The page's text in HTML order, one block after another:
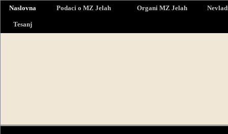
Naslovna Podaci o MZ Jelah Organi MZ Jelah
Tesanj